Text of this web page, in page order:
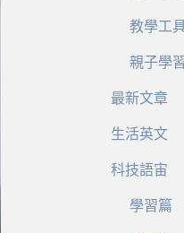
教學工
親子學
最新文章
生活英文
科技語宙
學習篇